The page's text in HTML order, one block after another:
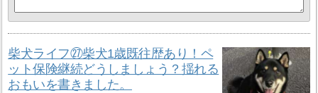
柴犬ライフ㉗柴犬1歳既往歴あり！ペ
ット保険継続どうしましょう？揺れる
おもいを書きました。